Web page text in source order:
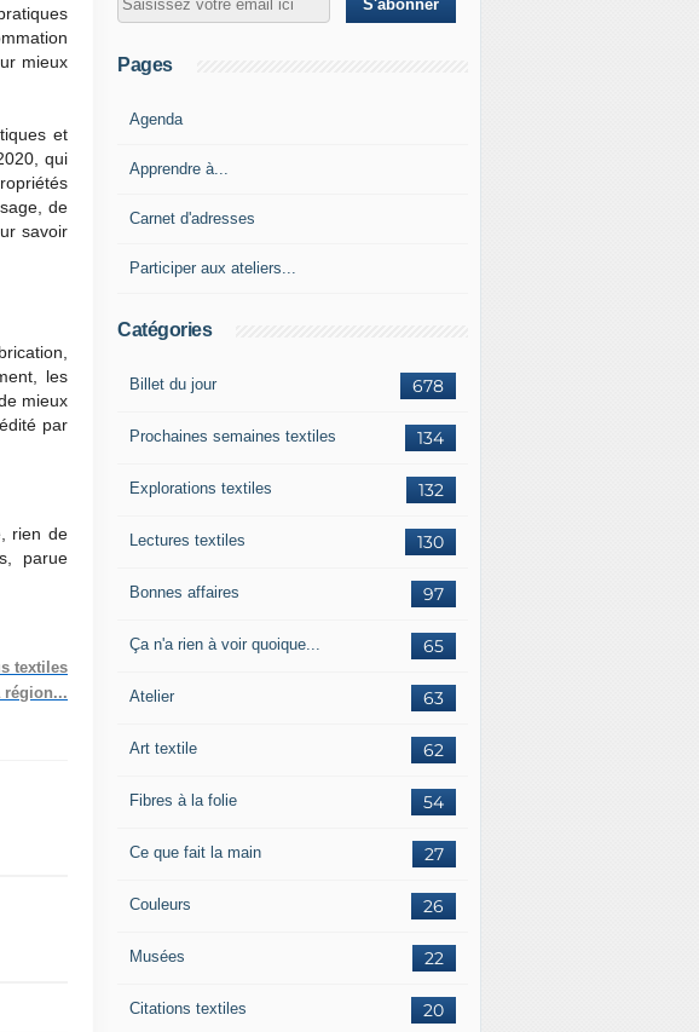
mieux
et
qui
de
savoir
les
mieux
par
rien de
parue
textiles
région...
Pages
Agenda
Apprendre à...
Carnet d'adresses
Participer aux ateliers...
Catégories
678
Billet du jour
134
Prochaines semaines textiles
132
Explorations textiles
130
Lectures textiles
97
Bonnes affaires
65
Ça n'a rien à voir quoique...
63
Atelier
62
Art textile
54
Fibres à la folie
27
Ce que fait la main
26
Couleurs
22
Musées
20
Citations textiles